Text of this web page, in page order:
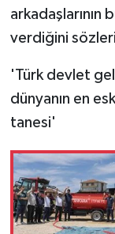
arkadaşlarının
verdiğini
'Türk devlet
dünyanın en
tanesi'